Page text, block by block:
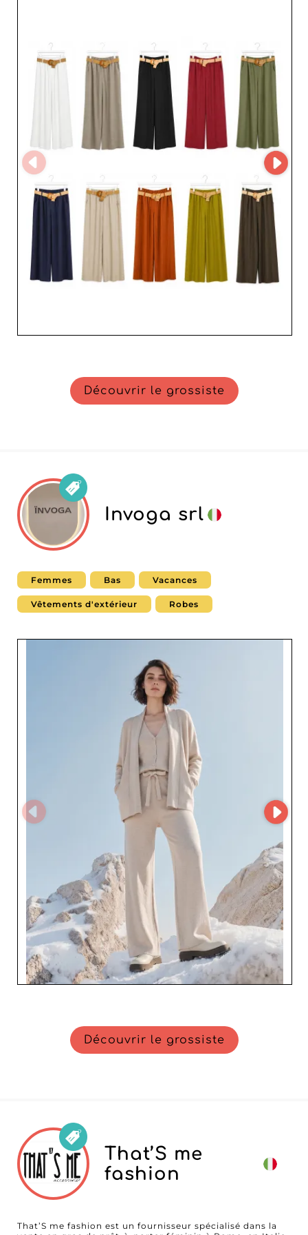
contactez-les directement. Créez votre
compte pour accéder à davantage
d'informations et retrouvez leurs
catalogues sur l'application MicroStore
afin de simplifier votre sourcing et
développer votre activité avec des
partenaires de confiance.
Découvrir le grossiste
Invoga srl
Femmes Bas Vacances
Vêtements d'extérieur Robes
Découvrir le grossiste
That’S me
fashion
That’S me fashion est un fournisseur spécialisé dans la